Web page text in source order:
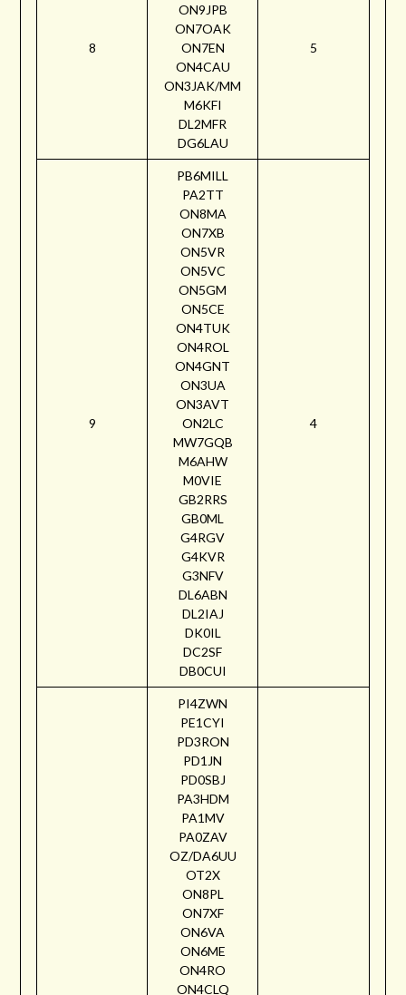
8
ON9JPB
ON7OAK
ON7EN
ON4CAU
ON3JAK/MM
M6KFI
DL2MFR
DG6LAU
5
9
PB6MILL
PA2TT
ON8MA
ON7XB
ON5VR
ON5VC
ON5GM
ON5CE
ON4TUK
ON4ROL
ON4GNT
ON3UA
ON3AVT
ON2LC
MW7GQB
M6AHW
M0VIE
GB2RRS
GB0ML
G4RGV
G4KVR
G3NFV
DL6ABN
DL2IAJ
DK0IL
DC2SF
DB0CUI
4
PI4ZWN
PE1CYI
PD3RON
PD1JN
PD0SBJ
PA3HDM
PA1MV
PA0ZAV
OZ/DA6UU
OT2X
ON8PL
ON7XF
ON6VA
ON6ME
ON4RO
ON4CLQ